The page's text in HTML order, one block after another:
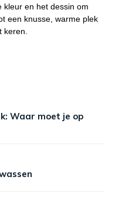
kleur en het dessin om
een knusse, warme plek
keren.
Waar moet je op